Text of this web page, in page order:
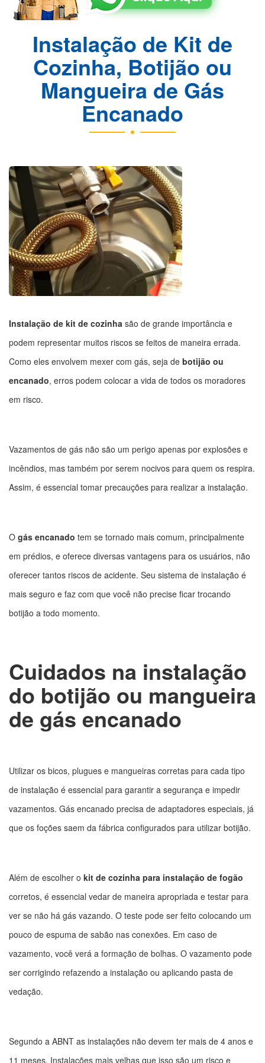
Instalação de Kit de
Cozinha, Botijão ou
Mangueira de Gás
Encanado
Instalação de kit de cozinha são de grande importância e
podem representar muitos riscos se feitos de maneira errada.
Como eles envolvem mexer com gás, seja de botijão ou
encanado, erros podem colocar a vida de todos os moradores
em risco.
Vazamentos de gás não são um perigo apenas por explosões e
incêndios, mas também por serem nocivos para quem os respira.
Assim, é essencial tomar precauções para realizar a instalação.
O gás encanado tem se tornado mais comum, principalmente
em prédios, e oferece diversas vantagens para os usuários, não
oferecer tantos riscos de acidente. Seu sistema de instalação é
mais seguro e faz com que você não precise ficar trocando
botijão a todo momento.
Cuidados na instalação
do botijão ou mangueira
de gás encanado
Utilizar os bicos, plugues e mangueiras corretas para cada tipo
de instalação é essencial para garantir a segurança e impedir
vazamentos. Gás encanado precisa de adaptadores especiais, já
que os foções saem da fábrica configurados para utilizar botijão.
Além de escolher o kit de cozinha para instalação de fogão
corretos, é essencial vedar de maneira apropriada e testar para
ver se não há gás vazando. O teste pode ser feito colocando um
pouco de espuma de sabão nas conexões. Em caso de
vazamento, você verá a formação de bolhas. O vazamento pode
ser corrigindo refazendo a instalação ou aplicando pasta de
vedação.
Segundo a ABNT as instalações não devem ter mais de 4 anos e
11 meses. Instalações mais velhas que isso são um risco e